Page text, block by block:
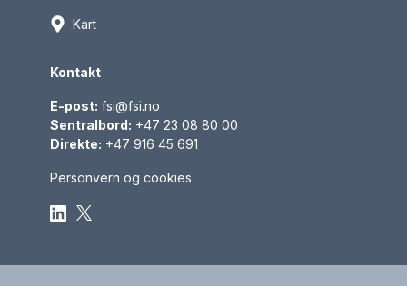
Kart
Kontakt
E-post: fsi@fsi.no
Sentralbord: +47 23 08 80 00
Direkte: +47 916 45 691
Personvern og cookies